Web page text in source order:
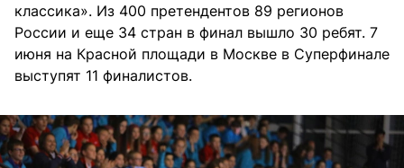
классика». Из 400 претендентов 89 регионов
России и еще 34 стран в финал вышло 30 ребят. 7
июня на Красной площади в Москве в Суперфинале
выступят 11 финалистов.